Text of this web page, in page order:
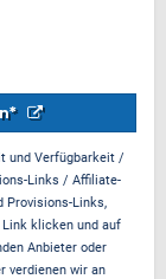
und Verfügbarkeit /
Links / Affiliate-
Provisions-Links,
klicken und auf
Anbieter oder
verdienen wir an